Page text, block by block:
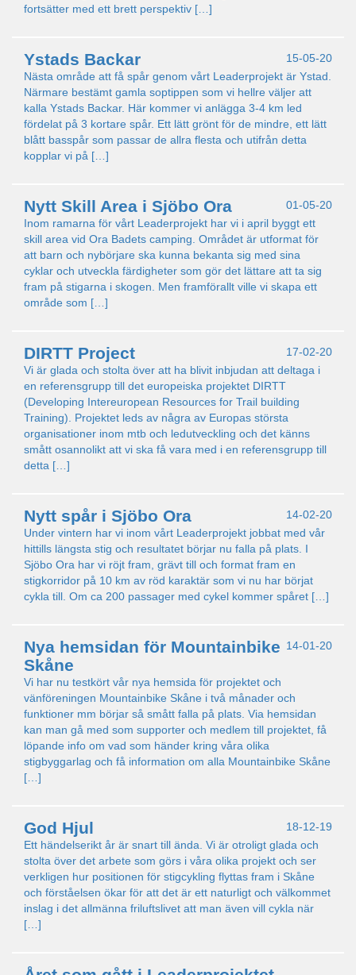
fortsätter med ett brett perspektiv […]
15-05-20
Ystads Backar
Nästa område att få spår genom vårt Leaderprojekt är Ystad.
Närmare bestämt gamla soptippen som vi hellre väljer att
kalla Ystads Backar. Här kommer vi anlägga 3-4 km led
fördelat på 3 kortare spår. Ett lätt grönt för de mindre, ett lätt
blått basspår som passar de allra flesta och utifrån detta
kopplar vi på […]
01-05-20
Nytt Skill Area i Sjöbo Ora
Inom ramarna för vårt Leaderprojekt har vi i april byggt ett
skill area vid Ora Badets camping. Området är utformat för
att barn och nybörjare ska kunna bekanta sig med sina
cyklar och utveckla färdigheter som gör det lättare att ta sig
fram på stigarna i skogen. Men framförallt ville vi skapa ett
område som […]
17-02-20
DIRTT Project
Vi är glada och stolta över att ha blivit inbjudan att deltaga i
en referensgrupp till det europeiska projektet DIRTT
(Developing Intereuropean Resources for Trail building
Training). Projektet leds av några av Europas största
organisationer inom mtb och ledutveckling och det känns
smått osannolikt att vi ska få vara med i en referensgrupp till
detta […]
14-02-20
Nytt spår i Sjöbo Ora
Under vintern har vi inom vårt Leaderprojekt jobbat med vår
hittills längsta stig och resultatet börjar nu falla på plats. I
Sjöbo Ora har vi röjt fram, grävt till och format fram en
stigkorridor på 10 km av röd karaktär som vi nu har börjat
cykla till. Om ca 200 passager med cykel kommer spåret […]
14-01-20
Nya hemsidan för Mountainbike
Skåne
Vi har nu testkört vår nya hemsida för projektet och
vänföreningen Mountainbike Skåne i två månader och
funktioner mm börjar så smått falla på plats. Via hemsidan
kan man gå med som supporter och medlem till projektet, få
löpande info om vad som händer kring våra olika
stigbyggarlag och få information om alla Mountainbike Skåne
[…]
18-12-19
God Hjul
Ett händelserikt år är snart till ända. Vi är otroligt glada och
stolta över det arbete som görs i våra olika projekt och ser
verkligen hur positionen för stigcykling flyttas fram i Skåne
och förståelsen ökar för att det är ett naturligt och välkommet
inslag i det allmänna friluftslivet att man även vill cykla när
[…]